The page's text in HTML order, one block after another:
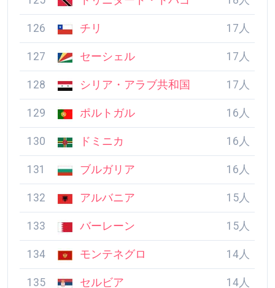
124 ラトビア 19人
125
トリニダード・トバ
ゴ
18人
126 チリ 17人
127 セーシェル 17人
128
シリア・アラブ共和
国
17人
129 ポルトガル 16人
130 ドミニカ 16人
131 ブルガリア 16人